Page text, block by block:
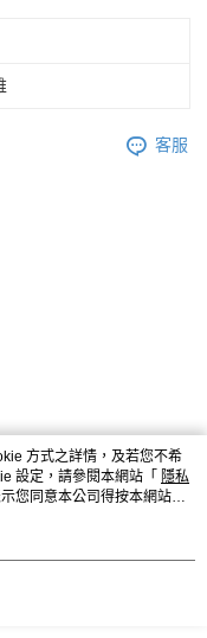
客服
方式之詳情，及若您不希
設定，請參閱本網站「 隱私
您同意本公司得按本網站使